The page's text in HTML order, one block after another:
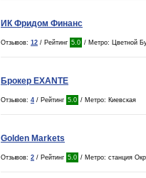
ИК Фридом Финанс
Отзывов: 12 / Рейтинг 5.0 / Метро: Цветной
Брокер EXANTE
Отзывов: 4 / Рейтинг 5.0 / Метро: Киевская
Golden Markets
Отзывов: 2 / Рейтинг 5.0 / Метро: станция